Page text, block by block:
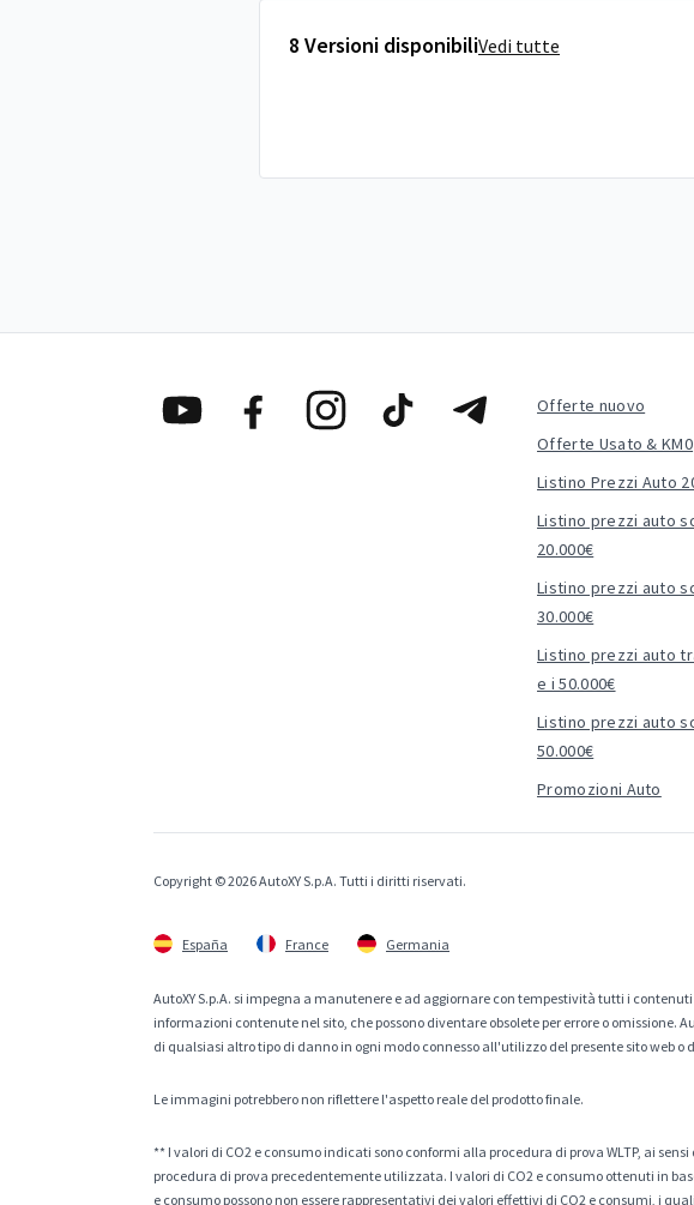
8 Versioni disponibiliVedi tutte
Offerte nuovo
Offerte Usato & KM0
Listino Prezzi Auto
Listino prezzi auto
20.000€
Listino prezzi auto
30.000€
Listino prezzi auto
e i 50.000€
Listino prezzi auto
50.000€
Promozioni Auto
Copyright © 2026 AutoXY S.p.A. Tutti i diritti riservati.
España France Germania
AutoXY S.p.A. si impegna a manutenere e ad aggiornare con tempestività tutti i
informazioni contenute nel sito, che possono diventare obsolete per errore o
di qualsiasi altro tipo di danno in ogni modo connesso all'utilizzo del presente sito web o
Le immagini potrebbero non riflettere l'aspetto reale del prodotto finale.
** I valori di CO2 e consumo indicati sono conformi alla procedura di prova WLTP, ai
procedura di prova precedentemente utilizzata. I valori di CO2 e consumo ottenuti in
e consumo possono non essere rappresentativi dei valori effettivi di CO2 e consumi, i